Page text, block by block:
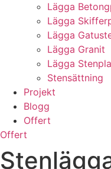
Lägga
Lägga
Lägga
Lägga Granit
Lägga
Stensättning
Projekt
Blogg
Offert
Offert